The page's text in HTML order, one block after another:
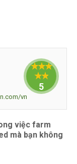
vn
5
việc farm
mà bạn không